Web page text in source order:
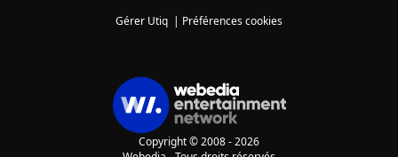
Gérer Utiq | Préférences cookies
Copyright © 2008 - 2026